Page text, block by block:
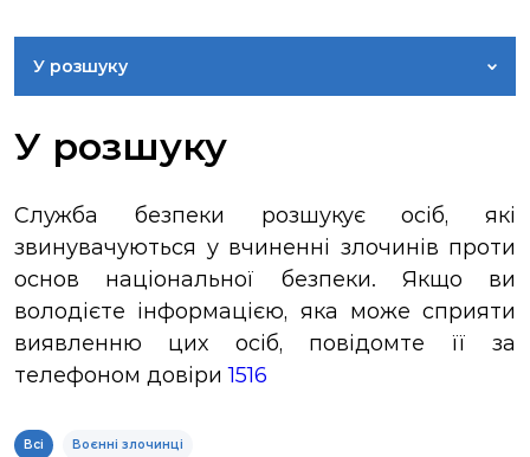
У розшуку
КОРИСНА ІНФОРМАЦІЯ
ЗВІТИ
У розшуку
Служба безпеки розшукує осіб, які
звинувачуються у вчиненні злочинів проти
основ національної безпеки. Якщо ви
володієте інформацією, яка може сприяти
виявленню цих осіб, повідомте її за
телефоном довіри1516
Всі Воєнні злочинці